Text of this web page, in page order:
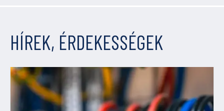
HÍREK, ÉRDEKESSÉGEK